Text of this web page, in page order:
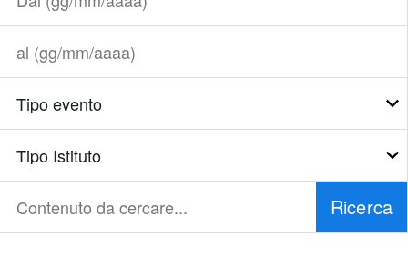
Dal
(gg/mm/aaaa)
al
(gg/mm/aaaa)
Tipo
evento
Tipo
Istituto
Contenuto
da
Ricerca